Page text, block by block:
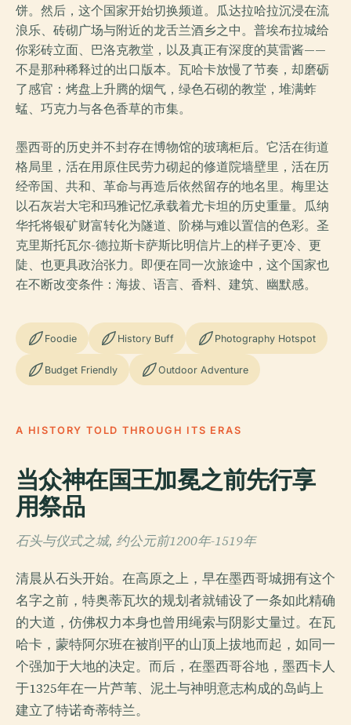
饼。然后，这个国家开始切换频道。瓜达拉哈拉沉浸在流
浪乐、砖砌广场与附近的龙舌兰酒乡之中。普埃布拉城给
你彩砖立面、巴洛克教堂，以及真正有深度的莫雷酱——
不是那种稀释过的出口版本。瓦哈卡放慢了节奏，却磨砺
了感官：烤盘上升腾的烟气，绿色石砌的教堂，堆满蚱
蜢、巧克力与各色香草的市集。
墨西哥的历史并不封存在博物馆的玻璃柜后。它活在街道
格局里，活在用原住民劳力砌起的修道院墙壁里，活在历
经帝国、共和、革命与再造后依然留存的地名里。梅里达
以石灰岩大宅和玛雅记忆承载着尤卡坦的历史重量。瓜纳
华托将银矿财富转化为隧道、阶梯与难以置信的色彩。圣
克里斯托瓦尔-德拉斯卡萨斯比明信片上的样子更冷、更
陡、也更具政治张力。即便在同一次旅途中，这个国家也
在不断改变条件：海拔、语言、香料、建筑、幽默感。
Foodie History Buff Photography Hotspot
Budget Friendly Outdoor Adventure
A HISTORY TOLD THROUGH ITS ERAS
当众神在国王加冕之前先行享
用祭品
石头与仪式之城, 约公元前1200年-1519年
清晨从石头开始。在高原之上，早在墨西哥城拥有这个
名字之前，特奥蒂瓦坎的规划者就铺设了一条如此精确
的大道，仿佛权力本身也曾用绳索与阴影丈量过。在瓦
哈卡，蒙特阿尔班在被削平的山顶上拔地而起，如同一
个强加于大地的决定。而后，在墨西哥谷地，墨西卡人
于1325年在一片芦苇、泥土与神明意志构成的岛屿上
建立了特诺奇蒂特兰。